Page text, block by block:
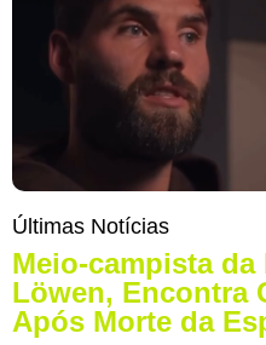
Últimas Notícias
Meio-campista da
Löwen, Encontra
Após Morte da